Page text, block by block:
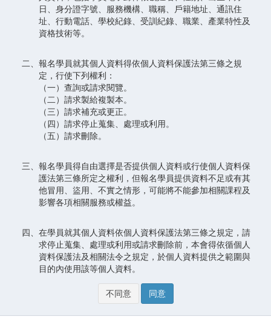
日、身分證字號、服務機構、職稱、戶籍地址、通訊住
址、行動電話、學校紀錄、受訓紀錄、職業、產業特性及
資格技術等。
二、報名學員就其個人資料得依個人資料保護法第三條之規
定，行使下列權利：
（一）查詢或請求閱覽。
（二）請求製給複製本。
（三）請求補充或更正。
（四）請求停止蒐集、處理或利用。
（五）請求刪除。
三、報名學員得自由選擇是否提供個人資料或行使個人資料保
護法第三條所定之權利，但報名學員提供資料不足或有其
他冒用、盜用、不實之情形，可能將不能參加相關課程及
影響各項相關服務或權益。
四、在學員就其個人資料依個人資料保護法第三條之規定，請
求停止蒐集、處理或利用或請求刪除前，本會得依循個人
資料保護法及相關法令之規定，於個人資料提供之範圍與
目的內使用該等個人資料。
不同意 同意